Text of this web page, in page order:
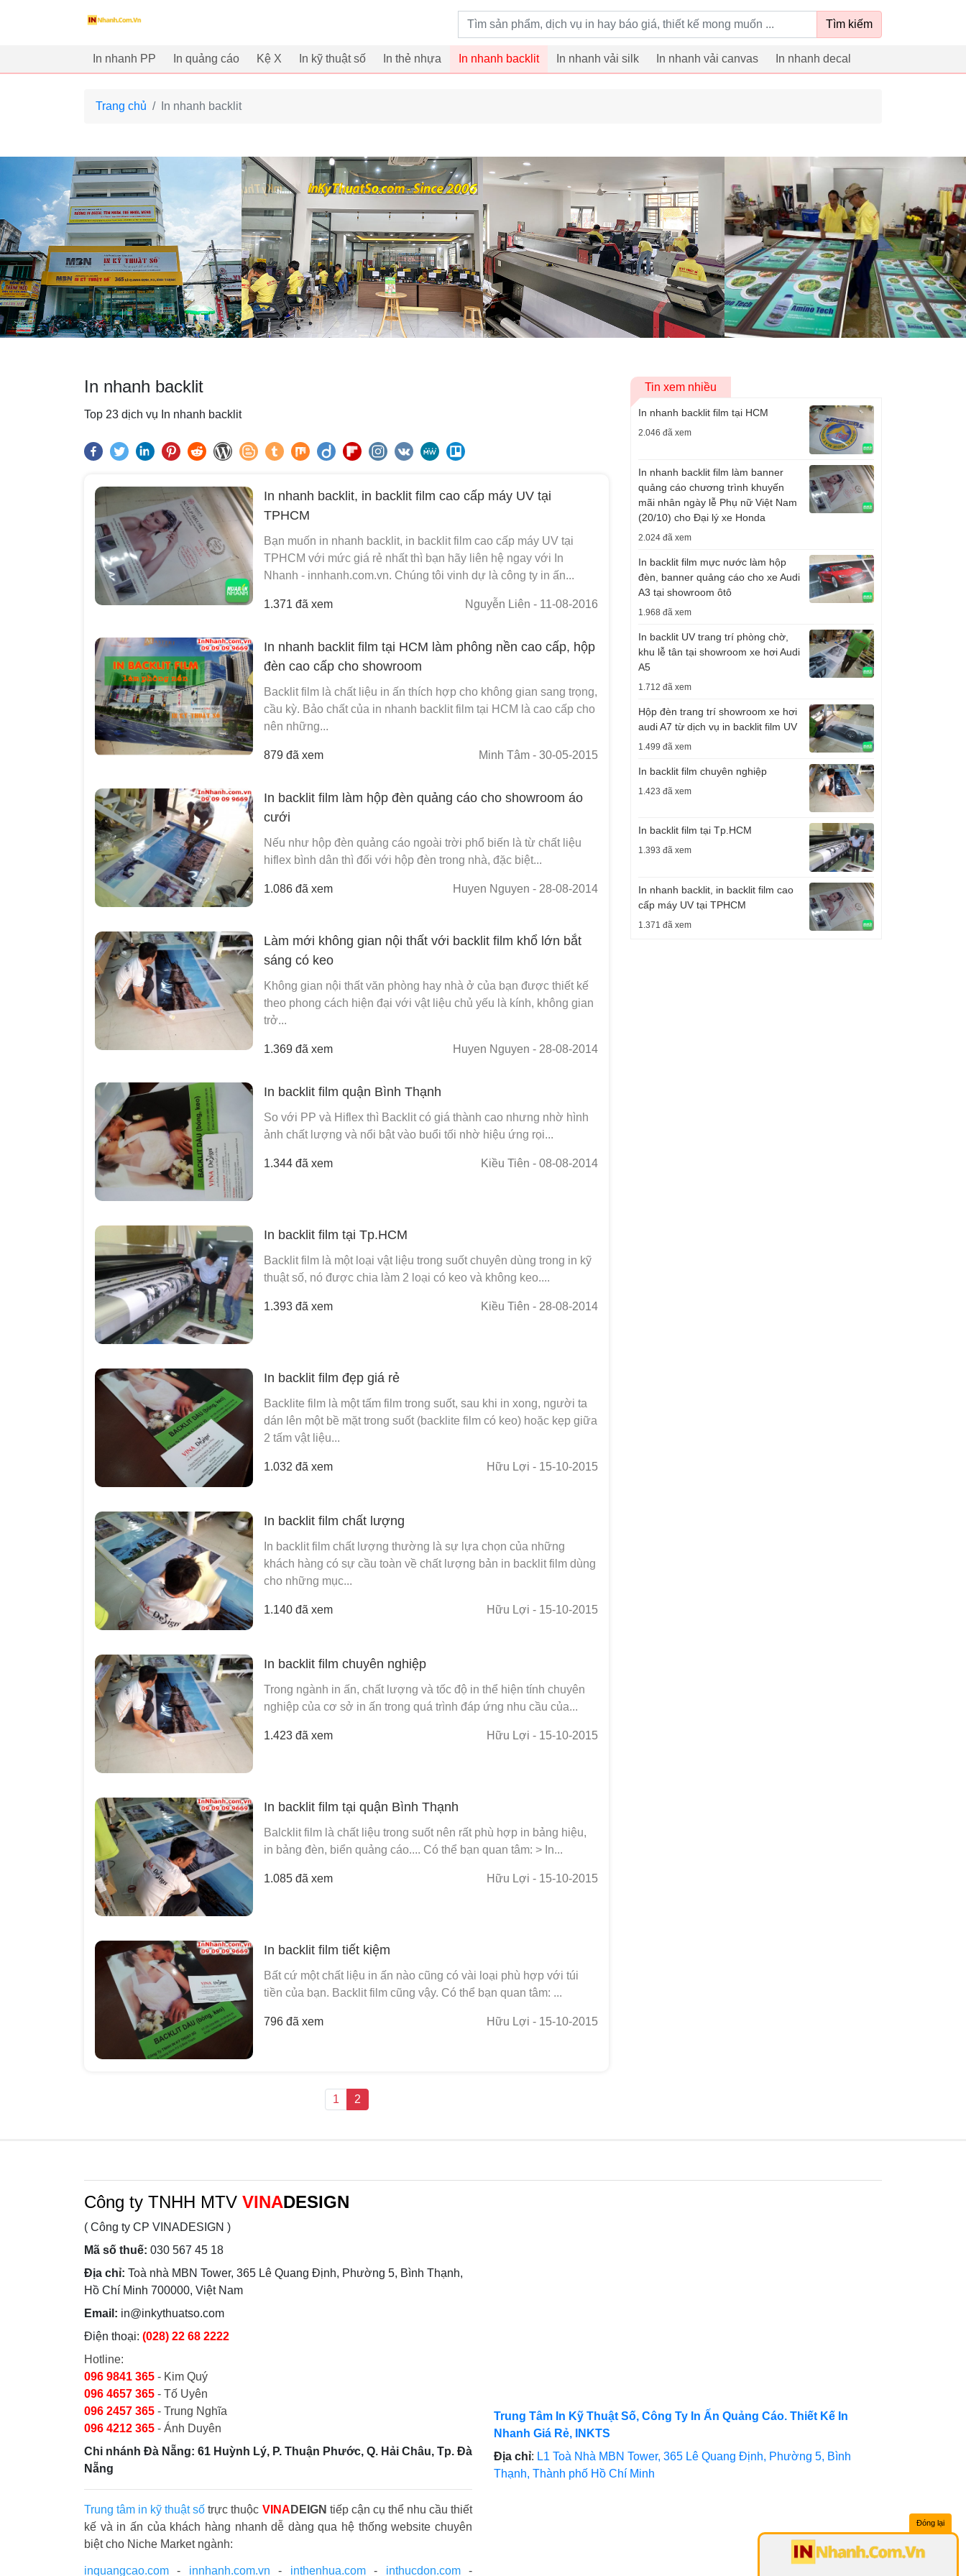
innhanh.com.vn Từ khoá tìm kiếm Tìm kiếm
In nhanh PP In quảng cáo Kệ X In kỹ thuật số In thẻ nhựa In nhanh backlit In nhanh vải silk In nhanh vải canvas In nhanh decal
Trang chủ In nhanh backlit
In nhanh backlit
Top 23 dịch vụ In nhanh backlit
In nhanh backlit, in backlit film cao cấp máy UV tại
TPHCM
Bạn muốn in nhanh backlit, in backlit film cao cấp máy UV tại
TPHCM với mức giá rẻ nhất thì bạn hãy liên hệ ngay với In
Nhanh - innhanh.com.vn. Chúng tôi vinh dự là công ty in ấn...
1.371 đã xem Nguyễn Liên - 11-08-2016
In nhanh backlit film tại HCM làm phông nền cao cấp, hộp
đèn cao cấp cho showroom
Backlit film là chất liệu in ấn thích hợp cho không gian sang trọng,
cầu kỳ. Bảo chất của in nhanh backlit film tại HCM là cao cấp cho
nên những...
879 đã xem Minh Tâm - 30-05-2015
In backlit film làm hộp đèn quảng cáo cho showroom áo
cưới
Nếu như hộp đèn quảng cáo ngoài trời phổ biến là từ chất liệu
hiflex bình dân thì đối với hộp đèn trong nhà, đặc biệt...
1.086 đã xem Huyen Nguyen - 28-08-2014
Làm mới không gian nội thất với backlit film khổ lớn bắt
sáng có keo
Không gian nội thất văn phòng hay nhà ở của bạn được thiết kế
theo phong cách hiện đại với vật liệu chủ yếu là kính, không gian
trở...
1.369 đã xem Huyen Nguyen - 28-08-2014
In backlit film quận Bình Thạnh
So với PP và Hiflex thì Backlit có giá thành cao nhưng nhờ hình
ảnh chất lượng và nổi bật vào buổi tối nhờ hiệu ứng rọi...
1.344 đã xem Kiều Tiên - 08-08-2014
In backlit film tại Tp.HCM
Backlit film là một loại vật liệu trong suốt chuyên dùng trong in kỹ
thuật số, nó được chia làm 2 loại có keo và không keo....
1.393 đã xem Kiều Tiên - 28-08-2014
In backlit film đẹp giá rẻ
Backlite film là một tấm film trong suốt, sau khi in xong, người ta
dán lên một bề mặt trong suốt (backlite film có keo) hoặc kẹp giữa
2 tấm vật liệu...
1.032 đã xem Hữu Lợi - 15-10-2015
In backlit film chất lượng
In backlit film chất lượng thường là sự lựa chọn của những
khách hàng có sự cầu toàn về chất lượng bản in backlit film dùng
cho những mục...
1.140 đã xem Hữu Lợi - 15-10-2015
In backlit film chuyên nghiệp
Trong ngành in ấn, chất lượng và tốc độ in thể hiện tính chuyên
nghiệp của cơ sở in ấn trong quá trình đáp ứng nhu cầu của...
1.423 đã xem Hữu Lợi - 15-10-2015
In backlit film tại quận Bình Thạnh
Balcklit film là chất liệu trong suốt nên rất phù hợp in bảng hiệu,
in bảng đèn, biển quảng cáo.... Có thể bạn quan tâm: > In...
1.085 đã xem Hữu Lợi - 15-10-2015
In backlit film tiết kiệm
Bất cứ một chất liệu in ấn nào cũng có vài loại phù hợp với túi
tiền của bạn. Backlit film cũng vậy. Có thể bạn quan tâm: ...
796 đã xem Hữu Lợi - 15-10-2015
1 2
Tin xem nhiều
In nhanh backlit film tại HCM
2.046 đã xem
In nhanh backlit film làm banner
quảng cáo chương trình khuyến
mãi nhân ngày lễ Phụ nữ Việt Nam
(20/10) cho Đại lý xe Honda
2.024 đã xem
In backlit film mực nước làm hộp
đèn, banner quảng cáo cho xe Audi
A3 tại showroom ôtô
1.968 đã xem
In backlit UV trang trí phòng chờ,
khu lễ tân tại showroom xe hơi Audi
A5
1.712 đã xem
Hộp đèn trang trí showroom xe hơi
audi A7 từ dịch vụ in backlit film UV
1.499 đã xem
In backlit film chuyên nghiệp
1.423 đã xem
In backlit film tại Tp.HCM
1.393 đã xem
In nhanh backlit, in backlit film cao
cấp máy UV tại TPHCM
1.371 đã xem
Công ty TNHH MTV VINADESIGN
( Công ty CP VINADESIGN )
Mã số thuế: 030 567 45 18
Địa chỉ: Toà nhà MBN Tower, 365 Lê Quang Định, Phường 5, Bình Thạnh,
Hồ Chí Minh 700000, Việt Nam
Email: in@inkythuatso.com
Điện thoại: (028) 22 68 2222
Hotline:
096 9841 365 - Kim Quý
096 4657 365 - Tố Uyên
096 2457 365 - Trung Nghĩa
096 4212 365 - Ánh Duyên
Chi nhánh Đà Nẵng: 61 Huỳnh Lý, P. Thuận Phước, Q. Hải Châu, Tp. Đà
Nẵng
Trung tâm in kỹ thuật số trực thuộc VINA DEIGN tiếp cận cụ thể nhu cầu thiết
kế và in ấn của khách hàng nhanh dễ dàng qua hệ thống website chuyên
biệt cho Niche Market ngành:
inquangcao.com - innhanh.com.vn - inthenhua.com- inthucdon.com-
Trung Tâm In Kỹ Thuật Số, Công Ty In Ấn Quảng Cáo. Thiết Kế In
Nhanh Giá Rẻ, INKTS
Địa chỉ: L1 Toà Nhà MBN Tower, 365 Lê Quang Định, Phường 5, Bình
Thạnh, Thành phố Hồ Chí Minh
Đóng lại